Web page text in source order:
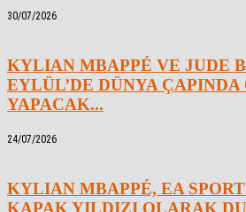
30/07/2026
KYLIAN MBAPPÉ VE JUDE
EYLÜL’DE DÜNYA ÇAPINDA
YAPACAK...
24/07/2026
KYLIAN MBAPPÉ, EA
KAPAK YILDIZI OLARAK